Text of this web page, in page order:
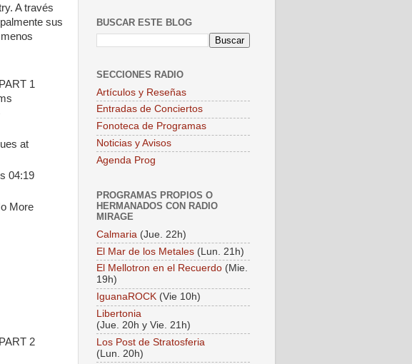
A través
sus
1
at
04:19
More
2
BUSCAR ESTE BLOG
SECCIONES RADIO
Artículos y Reseñas
Entradas de Conciertos
Fonoteca de Programas
Noticias y Avisos
Agenda Prog
PROGRAMAS PROPIOS O
HERMANADOS CON RADIO
MIRAGE
Calmaria (Jue. 22h)
El Mar de los Metales (Lun. 21h)
El Mellotron en el Recuerdo (Mie.
19h)
IguanaROCK (Vie 10h)
Libertonia
(Jue. 20h y Vie. 21h)
Los Post de Stratosferia
(Lun. 20h)